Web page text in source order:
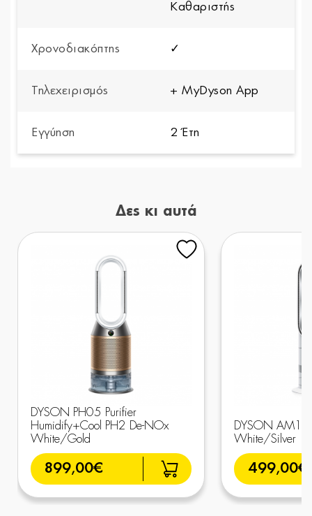
Καθαριστής
Χρονοδιακόπτης ✓
Τηλεχειρισμός + MyDyson App
Εγγύηση 2 Έτη
Δες κι αυτά
DYSON PH05 Purifier
Humidify+Cool PH2 De-NOx
White/Gold
899,00€
DYSON AM15
White/Silver
499,00€